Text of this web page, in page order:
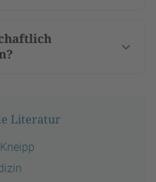
Literatur